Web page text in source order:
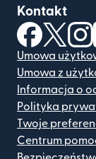
Kontakt
(otwiera
Umowa
Umowa z
Informacja o
Polityka
Twoje
Centrum